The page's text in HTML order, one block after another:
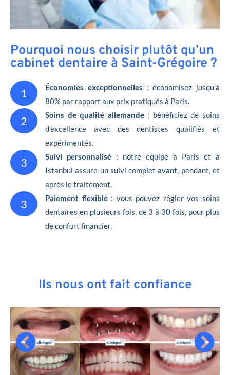
Pourquoi nous choisir plutôt qu’un
cabinet dentaire à Saint-Grégoire ?
1 Économies exceptionnelles : économisez jusqu’à
80% par rapport aux prix pratiqués à Paris.
2 Soins de qualité allemande: bénéficiez de soins
d’excellence avec des dentistes qualifiés et
expérimentés.
3 Suivi personnalisé : notre équipe à Paris et à
Istanbul assure un suivi complet avant, pendant, et
après le traitement.
3 Paiement flexible: vous pouvez régler vos soins
dentaires en plusieurs fois, de 3 à 30 fois, pour plus
de confort financier.
Ils nous ont fait confiance